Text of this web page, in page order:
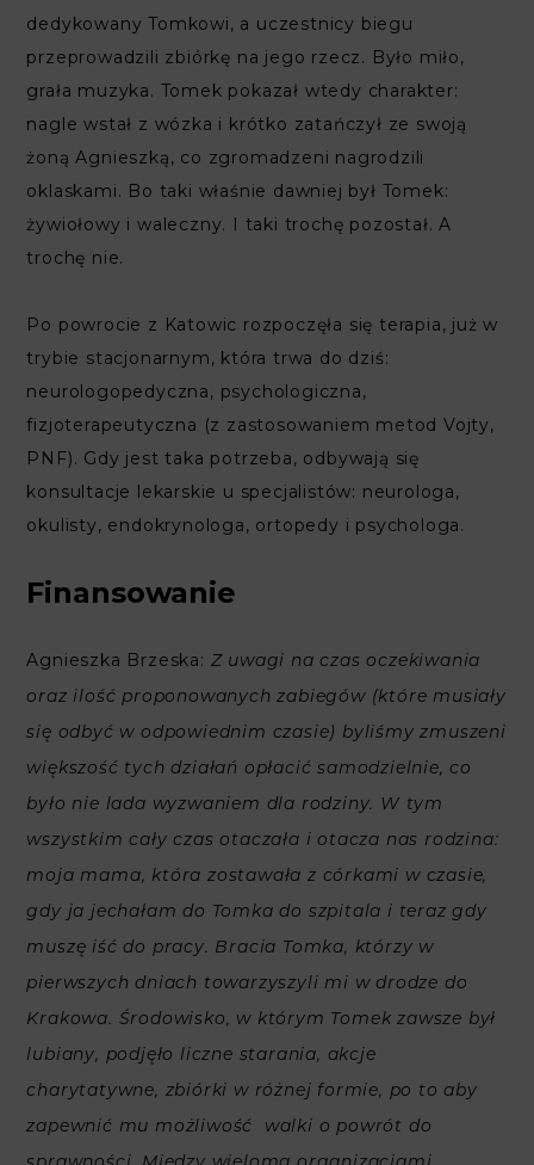
dedykowany Tomkowi, a uczestnicy biegu
przeprowadzili zbiórkę na jego rzecz. Było miło,
grała muzyka. Tomek pokazał wtedy charakter:
nagle wstał z wózka i krótko zatańczył ze swoją
żoną Agnieszką, co zgromadzeni nagrodzili
oklaskami. Bo taki właśnie dawniej był Tomek:
żywiołowy i waleczny. I taki trochę pozostał. A
trochę nie.
Po powrocie z Katowic rozpoczęła się terapia, już w
trybie stacjonarnym, która trwa do dziś:
neurologopedyczna, psychologiczna,
fizjoterapeutyczna (z zastosowaniem metod Vojty,
PNF). Gdy jest taka potrzeba, odbywają się
konsultacje lekarskie u specjalistów: neurologa,
okulisty, endokrynologa, ortopedy i psychologa.
Finansowanie
Agnieszka Brzeska: Z uwagi na czas oczekiwania
oraz ilość proponowanych zabiegów (które musiały
się odbyć w odpowiednim czasie) byliśmy zmuszeni
większość tych działań opłacić samodzielnie, co
było nie lada wyzwaniem dla rodziny. W tym
wszystkim cały czas otaczała i otacza nas rodzina:
moja mama, która zostawała z córkami w czasie,
gdy ja jechałam do Tomka do szpitala i teraz gdy
muszę iść do pracy. Bracia Tomka, którzy w
pierwszych dniach towarzyszyli mi w drodze do
Krakowa. Środowisko, w którym Tomek zawsze był
lubiany, podjęło liczne starania, akcje
charytatywne, zbiórki w różnej formie, po to aby
zapewnić mu możliwość walki o powrót do